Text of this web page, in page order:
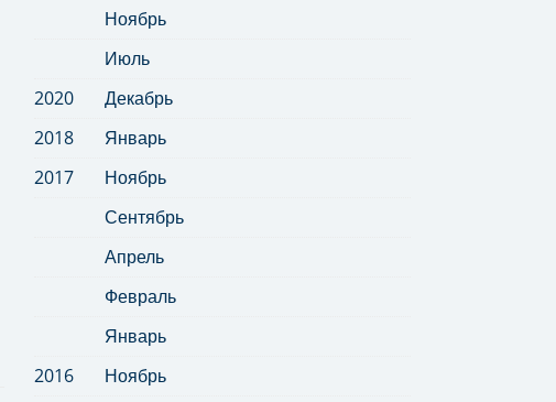
Ноябрь
Июль
2020
Декабрь
2018
Январь
2017
Ноябрь
Сентябрь
Апрель
Февраль
Январь
2016
Ноябрь